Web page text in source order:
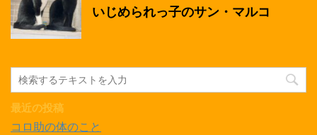
いじめられっ子のサン・マルコ
最近の投稿
コロ助の体のこと